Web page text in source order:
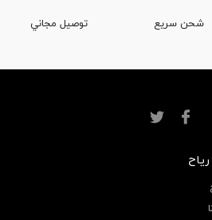
شحن سريع توصيل مجاني